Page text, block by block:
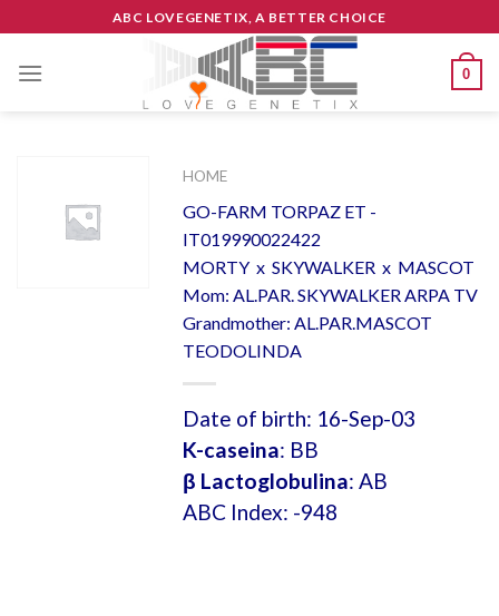
to
content
ABC LOVEGENETIX, A BETTER CHOICE
0
HOME
GO-FARM TORPAZ ET -
IT019990022422
MORTY x SKYWALKER x MASCOT
Mom: AL.PAR. SKYWALKER ARPA TV
Grandmother: AL.PAR.MASCOT
TEODOLINDA
Date of birth: 16-Sep-03
K-caseina: BB
β Lactoglobulina: AB
ABC Index: -948